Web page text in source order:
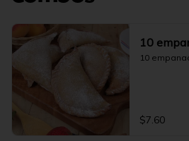
10
10
$7.60